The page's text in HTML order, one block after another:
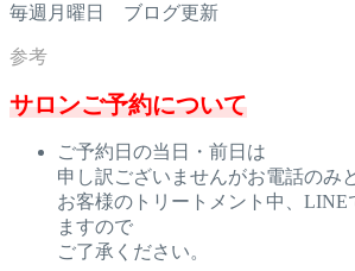
毎週月曜日 ブログ更新
サロンご予約について
ご予約日の当日・前日は
申し訳ございませんがお電話のみ
お客様のトリートメント中、LINE
ますので
ご了承ください。